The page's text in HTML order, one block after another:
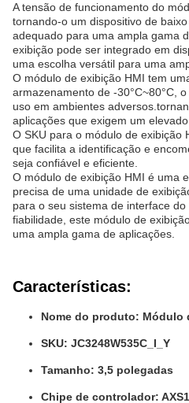
A tensão de funcionamento do
tornando-o um dispositivo de
adequado para uma ampla gama
exibição pode ser integrado em
uma escolha versátil para uma
O módulo de exibição HMI tem
armazenamento de -30°C~80°C,
uso em ambientes
aplicações que exigem um
O SKU para o módulo de exibição
que facilita a identificação e
seja confiável e eficiente.
O módulo de exibição HMI é uma
precisa de uma unidade de
para o seu sistema de interface
fiabilidade, este módulo de
uma ampla gama de aplicações.
Características:
Nome do produto: Módulo
SKU: JC3248W535C_I_Y
Tamanho: 3,5 polegadas
Chipe de controlador: